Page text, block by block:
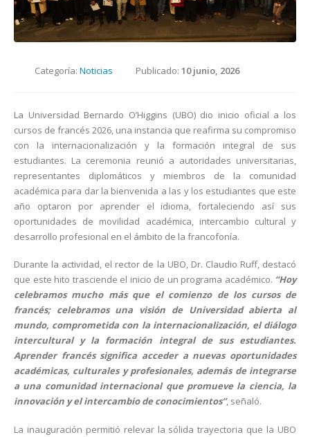
Categoría: Noticias Publicado: 10 junio, 2026
La Universidad Bernardo O’Higgins (UBO) dio inicio oficial a los
cursos de francés 2026, una instancia que reafirma su compromiso
con la internacionalización y la formación integral de sus
estudiantes. La ceremonia reunió a autoridades universitarias,
representantes diplomáticos y miembros de la comunidad
académica para dar la bienvenida a las y los estudiantes que este
año optaron por aprender el idioma, fortaleciendo así sus
oportunidades de movilidad académica, intercambio cultural y
desarrollo profesional en el ámbito de la francofonía.
Durante la actividad, el rector de la UBO, Dr. Claudio Ruff, destacó
que este hito trasciende el inicio de un programa académico. “Hoy
celebramos mucho más que el comienzo de los cursos de
francés; celebramos una visión de Universidad abierta al
mundo, comprometida con la internacionalización, el diálogo
intercultural y la formación integral de sus estudiantes.
Aprender francés significa acceder a nuevas oportunidades
académicas, culturales y profesionales, además de integrarse
a una comunidad internacional que promueve la ciencia, la
innovación y el intercambio de conocimientos”, señaló.
La inauguración permitió relevar la sólida trayectoria que la UBO